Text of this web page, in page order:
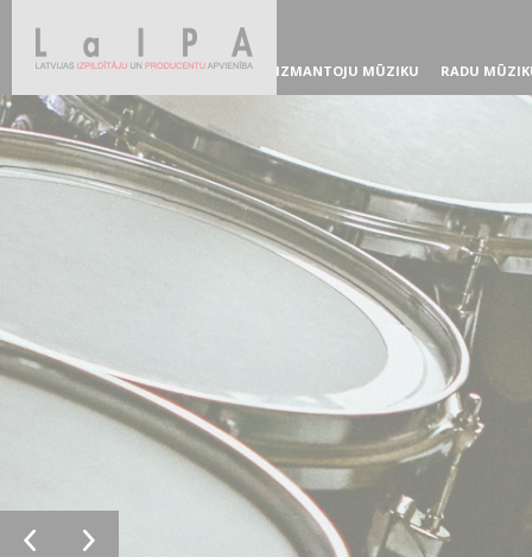
IZMANTOJU MŪZIKU RADU